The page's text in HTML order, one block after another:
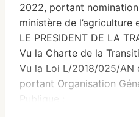
2022, portant nomination
ministère de l’agriculture
LE PRESIDENT DE LA
Vu la Charte de la
Vu la Loi L/2018/025/AN
portant Organisation
Publique ;